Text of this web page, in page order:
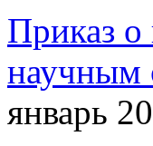
Приказ о
январь